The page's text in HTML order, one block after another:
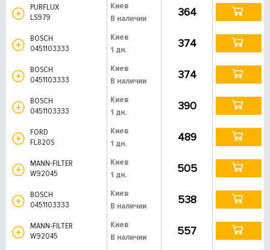
PURFLUX
LS979
Киев
В наличии
364
BOSCH
0451103333
Киев
1 дн.
374
BOSCH
0451103333
Киев
В наличии
374
BOSCH
0451103333
Киев
1 дн.
390
FORD
FL820S
Киев
1 дн.
489
MANN-FILTER
W92045
Киев
1 дн.
505
BOSCH
0451103333
Киев
В наличии
538
MANN-FILTER
W92045
Киев
В наличии
557